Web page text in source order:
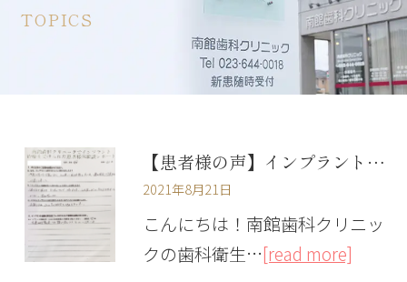
TOPICS
【患者様の声】インプラント治療を受けた６０代女性の方です
2021年8月21日
こんにちは！南館歯科クリニッ
クの歯科衛生…[read more]